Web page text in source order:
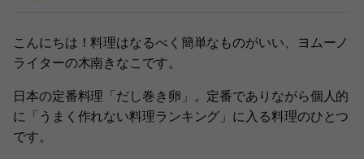
こんにちは！料理はなるべく簡単なものがいい、ヨムーノ
ライターの木南きなこです。
日本の定番料理「だし巻き卵」。定番でありながら個人的
に「うまく作れない料理ランキング」に入る料理のひとつ
です。